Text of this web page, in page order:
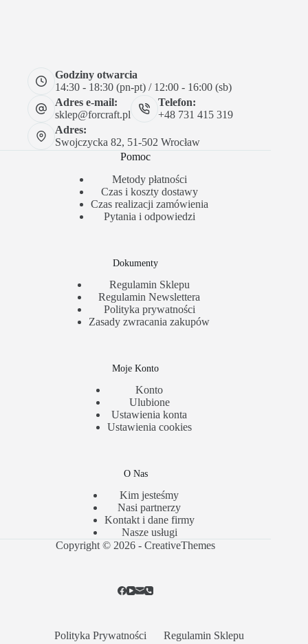
Godziny otwarcia
14:30 - 18:30 (pn-pt) / 12:00 - 16:00 (sb)
Adres e-mail:
sklep@forcraft.pl
Telefon:
+48 731 415 319
Adres:
Swojczycka 82, 51-502 Wrocław
Pomoc
Metody płatności
Czas i koszty dostawy
Czas realizacji zamówienia
Pytania i odpowiedzi
Dokumenty
Regulamin Sklepu
Regulamin Newslettera
Polityka prywatności
Zasady zwracania zakupów
Moje Konto
Konto
Ulubione
Ustawienia konta
Ustawienia cookies
O Nas
Kim jesteśmy
Nasi partnerzy
Kontakt i dane firmy
Nasze usługi
Copyright © 2026 -CreativeThemes
Polityka Prywatności
Regulamin Sklepu